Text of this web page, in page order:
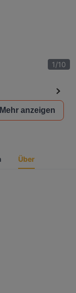
1/10
Mehr anzeigen
Über